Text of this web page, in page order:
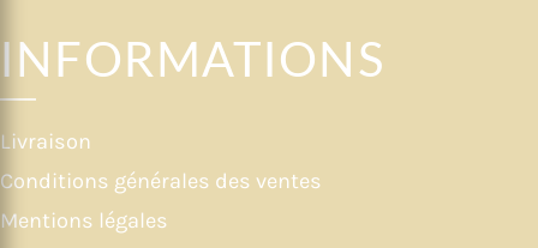
INFORMATIONS
Livraison
Conditions générales des ventes
Mentions légales